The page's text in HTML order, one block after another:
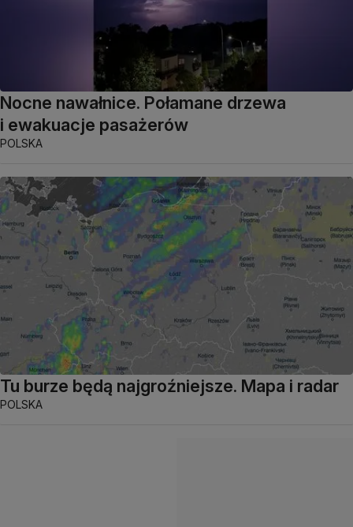
Nocne nawałnice. Połamane drzewa
i ewakuacje pasażerów
POLSKA
Tu burze będą najgroźniejsze. Mapa i radar
POLSKA